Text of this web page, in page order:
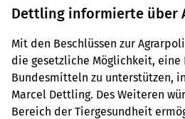
Dettling informierte über
Mit den Beschlüssen zur
die gesetzliche Möglichkeit,
Bundesmitteln zu unterstützen,
Marcel Dettling. Des Weiteren
Bereich der Tiergesundheit